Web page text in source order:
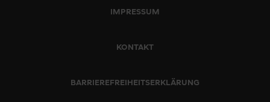
IMPRESSUM
KONTAKT
BARRIEREFREIHEITSERKLÄRUNG